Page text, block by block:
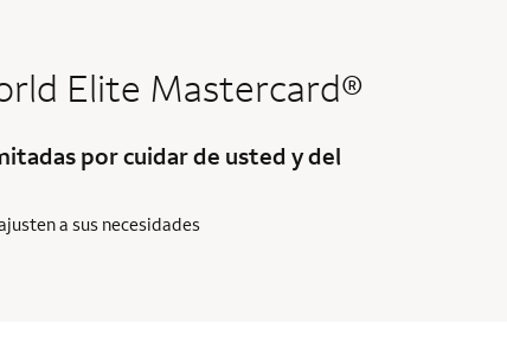
Elite Mastercard®
por cuidar de usted y del
a sus necesidades